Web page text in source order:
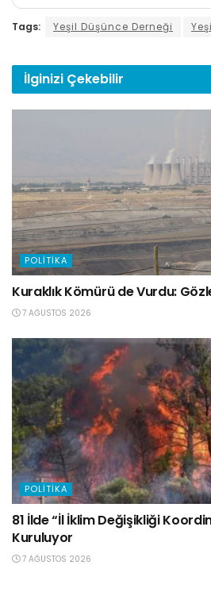
Tags: Yeşil Düşünce Derneği
İlginizi Çekebilir
POLITIKA
Kuraklık Kömürü de Vurdu:
7 AĞUSTOS 2026
POLITIKA
81 İlde “İl İklim Değişikliği
Kuruluyor
7 AĞUSTOS 2026